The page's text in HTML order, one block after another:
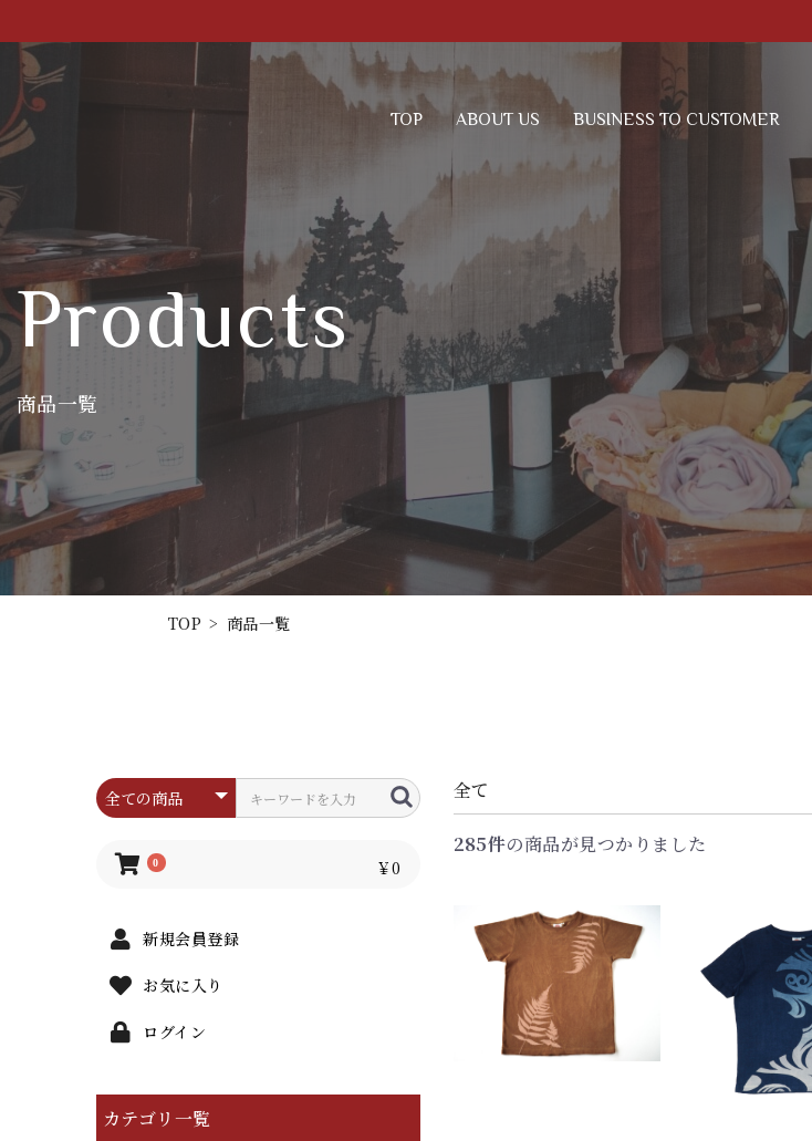
TOP ABOUT US BUSINESS TO CUSTOMER
Products
商品一覧
TOP > 商品一覧
0 ￥0
新規会員登録
お気に入り
ログイン
カテゴリ一覧
全て
285件の商品が見つかりました